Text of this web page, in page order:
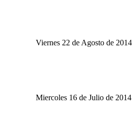
Viernes 22 de Agosto de 2014
Miercoles 16 de Julio de 2014